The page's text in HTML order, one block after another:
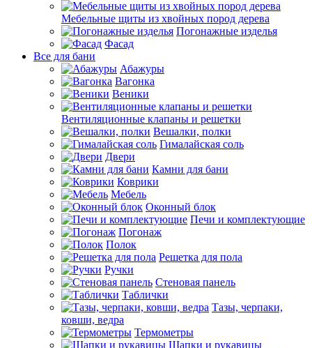
Мебельные щиты из хвойных пород дерева
Погонажные изделья
Фасад
Все для бани
Абажуры
Вагонка
Веники
Вентиляционные клапаны и решетки
Вешалки, полки
Гималайская соль
Двери
Камни для бани
Коврики
Мебель
Оконный блок
Печи и комплектующие
Погонаж
Полок
Решетка для пола
Ручки
Стеновая панель
Таблички
Тазы, черпаки,
ковши, ведра
Термометры
Шапки и рукавицы